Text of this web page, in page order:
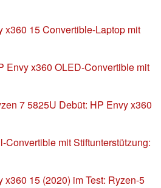
x360 15 Convertible-Laptop mit
Envy x360 OLED-Convertible mit
7 5825U Debüt: HP Envy x360
Convertible mit Stiftunterstützung:
x360 15 (2020) im Test: Ryzen-5